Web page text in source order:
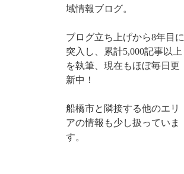
域情報ブログ。
ブログ立ち上げから8年目に
突入し、累計5,000記事以上
を執筆、現在もほぼ毎日更
新中！
船橋市と隣接する他のエリ
アの情報も少し扱っていま
す。